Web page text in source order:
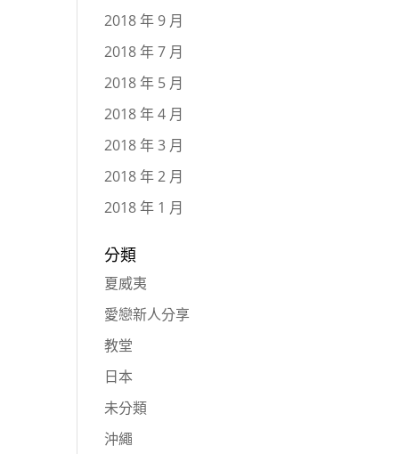
2018 年 9 月
2018 年 7 月
2018 年 5 月
2018 年 4 月
2018 年 3 月
2018 年 2 月
2018 年 1 月
分類
夏威夷
愛戀新人分享
教堂
日本
未分類
沖繩